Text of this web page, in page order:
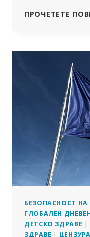
ПРОЧЕТЕТЕ
БЕЗОПАСНОСТ НА
ГЛОБАЛЕН
ДЕТСКО ЗДРАВЕ |
ЗДРАВЕ | ЦЕНЗУРА